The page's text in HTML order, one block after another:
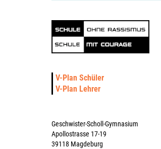
V-Plan Schüler
V-Plan Lehrer
Geschwister-Scholl-Gymnasium
Apollostrasse 17-19
39118 Magdeburg